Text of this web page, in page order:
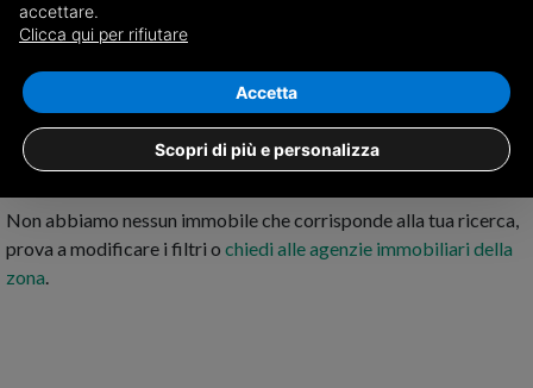
Nessun risultato per
affitto a Novafeltria
Non abbiamo nessun immobile che corrisponde alla tua ricerca,
prova a modificare i filtri o chiedi alle agenzie immobiliari della
zona.
accettare.
Clicca qui per rifiutare
Scopri di più e personalizza
Accetta